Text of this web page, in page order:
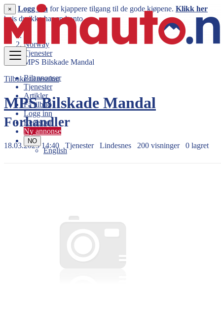
Bilannonser
Tjenester
Artikler
Få tilbud
Logg inn
Registrer
Ny annonse
NO
English
× Logg inn for kjappere tilgang til de gode kjøpene. Klikk her
hvis du ikke har en konto.
Norway
Tjenester
MPS Bilskade Mandal
Tilbake til resultat
MPS Bilskade Mandal
Forhandler
18.03.2025 14:40 Tjenester Lindesnes 200 visninger 0 lagret